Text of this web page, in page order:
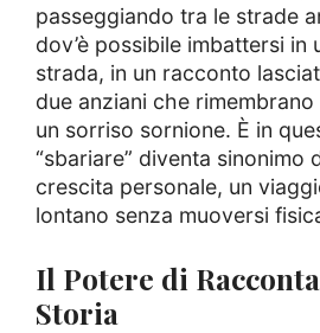
passeggiando tra le strade
dov’è possibile imbattersi in
strada, in un racconto
due anziani che
un sorriso sornione. È in
“sbariare” diventa sinonimo
crescita personale, un
lontano senza muoversi
Il Potere di
Storia